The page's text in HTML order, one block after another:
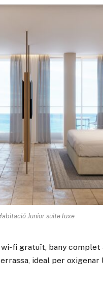
Junior suite luxe
fi gratuït, bany
ideal per oxigenar